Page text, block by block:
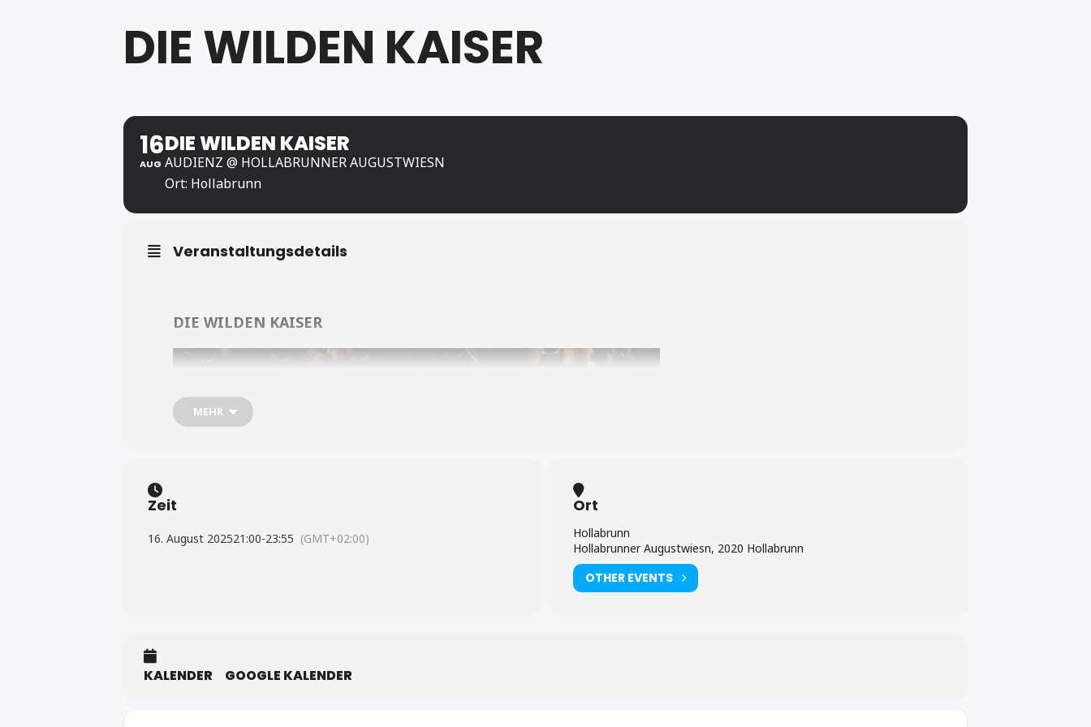
DIE WILDEN KAISER
16
AUG
DIE WILDEN KAISER
AUDIENZ @ HOLLABRUNNER AUGUSTWIESN
Ort: Hollabrunn
Veranstaltungsdetails
DIE WILDEN KAISER
MEHR
Zeit
16. August 202521:00-23:55 (GMT+02:00)
Ort
Hollabrunn
Hollabrunner Augustwiesn, 2020 Hollabrunn
OTHER EVENTS
KALENDER GOOGLE KALENDER